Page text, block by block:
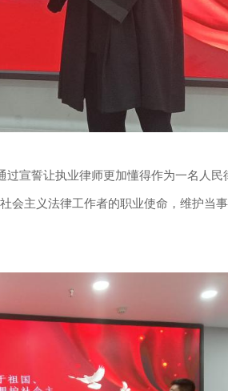
誓让执业律师更加懂得作为一名人
主义法律工作者的职业使命，维护当